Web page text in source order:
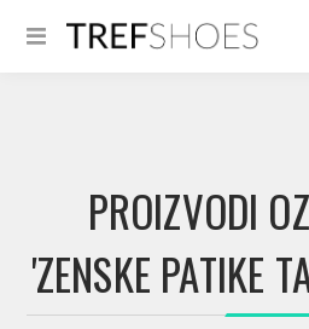
PROIZVODI
'ZENSKE PATIKE